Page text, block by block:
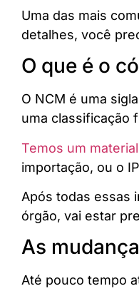
Uma das mais
detalhes, você
O que é o
O NCM é uma
uma classificação
Temos um
importação, ou o
Após todas essas
órgão, vai estar
As
Até pouco tempo